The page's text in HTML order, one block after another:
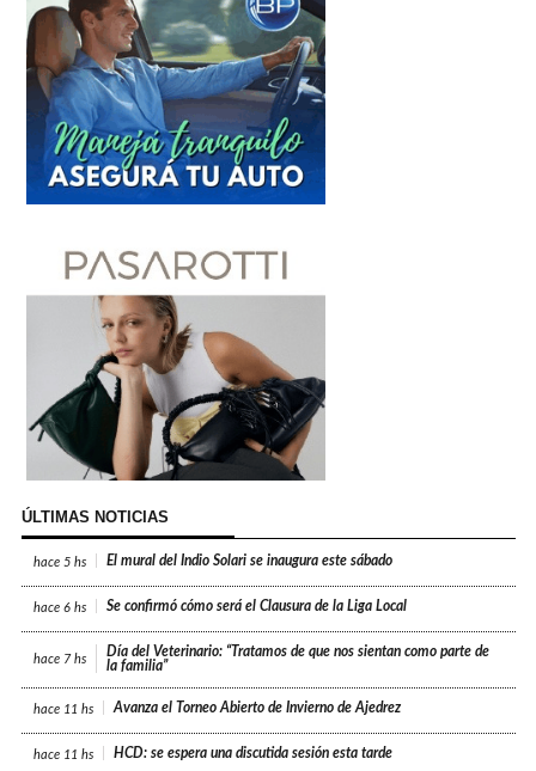
ÚLTIMAS NOTICIAS
hace 5 hs El mural del Indio Solari se inaugura este sábado
hace 6 hs Se confirmó cómo será el Clausura de la Liga Local
hace 7 hs
Día del Veterinario: “Tratamos de que nos sientan como parte de
la familia”
hace 11 hs Avanza el Torneo Abierto de Invierno de Ajedrez
hace 11 hs HCD: se espera una discutida sesión esta tarde